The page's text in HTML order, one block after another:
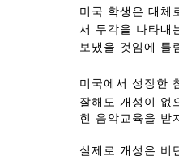
미국 학생은 대체
서 두각을 나타내
보냈을 것임에 틀
미국에서 성장한
잘해도 개성이 없
힌 음악교육을 받
실제로 개성은 비